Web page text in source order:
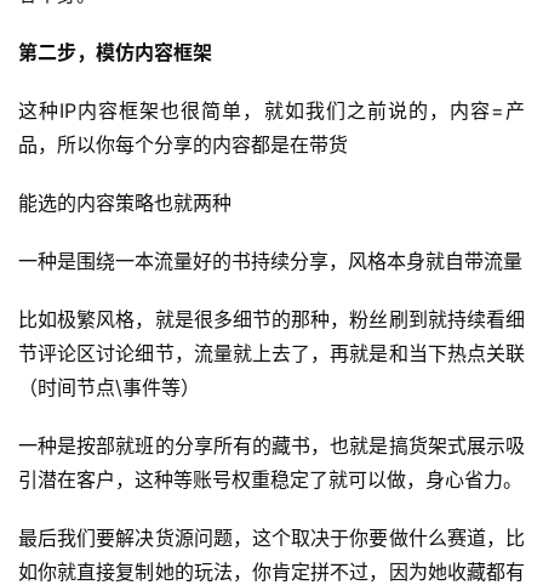
开
眼
案
例
避
坑
指
南
运
营
百
科
创
资
源
登录 注册
第二步，模仿内容框架
这种IP内容框架也很简单，就如我们之前说的，内容=产
品，所以你每个分享的内容都是在带货
能选的内容策略也就两种
一种是围绕一本流量好的书持续分享，风格本身就自带流量
比如极繁风格，就是很多细节的那种，粉丝刷到就持续看细
节评论区讨论细节，流量就上去了，再就是和当下热点关联
（时间节点\事件等）
一种是按部就班的分享所有的藏书，也就是搞货架式展示吸
引潜在客户，这种等账号权重稳定了就可以做，身心省力。
最后我们要解决货源问题，这个取决于你要做什么赛道，比
如你就直接复制她的玩法，你肯定拼不过，因为她收藏都有